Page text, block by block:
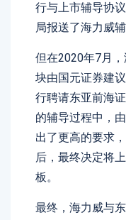
行与上市辅导协
局报送了海力威
但在2020年7月
块由国元证券建
行聘请东亚前海
的辅导过程中，
出了更高的要求
后，最终决定将
板。
最终，海力威与